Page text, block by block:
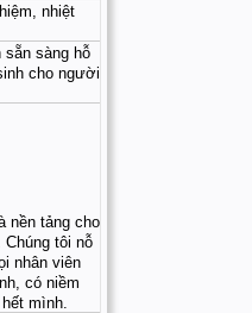
nhiệt
sẵn sàng hỗ
cho người
nền tảng cho
tôi nỗ
nhân viên
có niềm
mình.